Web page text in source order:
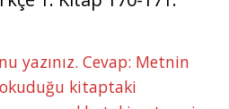
yazınız. Cevap: Metnin
kitaptaki